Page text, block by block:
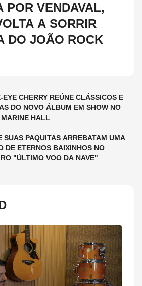
POR VENDAVAL,
A SORRIR
DO JOÃO ROCK
EYE CHERRY REÚNE CLÁSSICOS E
DO NOVO ÁLBUM EM SHOW NO
HALL
SUAS PAQUITAS ARREBATAM UMA
DE ETERNOS BAIXINHOS NO
"ÚLTIMO VOO DA NAVE"